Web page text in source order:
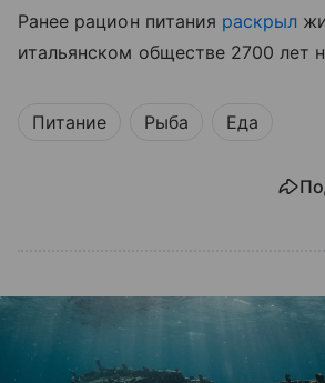
Ранее рацион питания раскрыл
итальянском обществе 2700 лет
Питание Рыба Еда